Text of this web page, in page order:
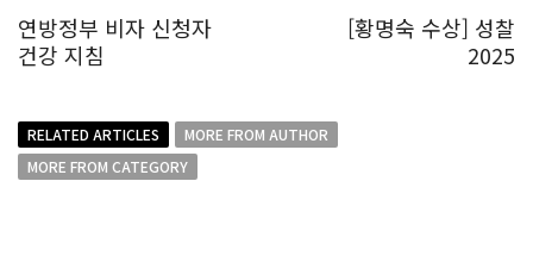
연방정부 비자 신청자
건강 지침
[황명숙 수상] 성찰
2025
RELATED ARTICLES
MORE FROM AUTHOR
MORE FROM CATEGORY